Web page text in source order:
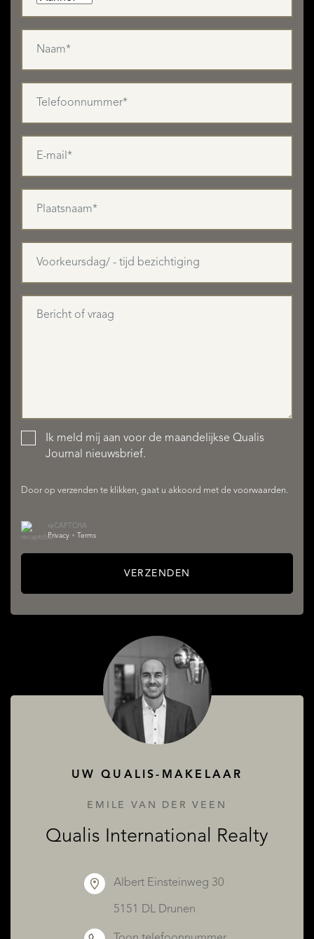
Ik meld mij aan voor de maandelijkse Qualis
Journal nieuwsbrief.
Door op verzenden te klikken, gaat u akkoord met de voorwaarden.
reCAPTCHA
Privacy • Terms
VERZENDEN
UW QUALIS-MAKELAAR
EMILE VAN DER VEEN
Qualis International Realty
Albert Einsteinweg 30
5151 DL Drunen
AANBOD
DIENSTEN